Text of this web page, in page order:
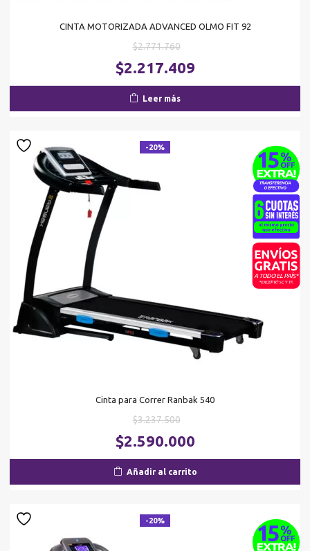
CINTA MOTORIZADA ADVANCED OLMO FIT 92
$2.771.760El
precio
original
$2.217.409
Leer más
-20%
Cinta para Correr Ranbak 540
$3.237.500El
precio
original
era:
$2.590.000
Añadir al carrito
-20%